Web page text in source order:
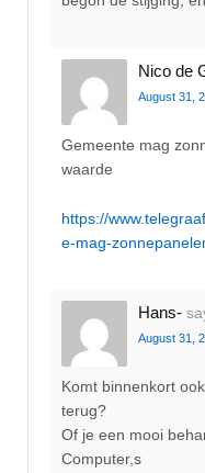
Nico de
August 31,
Gemeente mag
waarde
https://
e-mag-
Hans-
August 31,
Komt binnenkort
terug?
Of je een mooi
Computer,s